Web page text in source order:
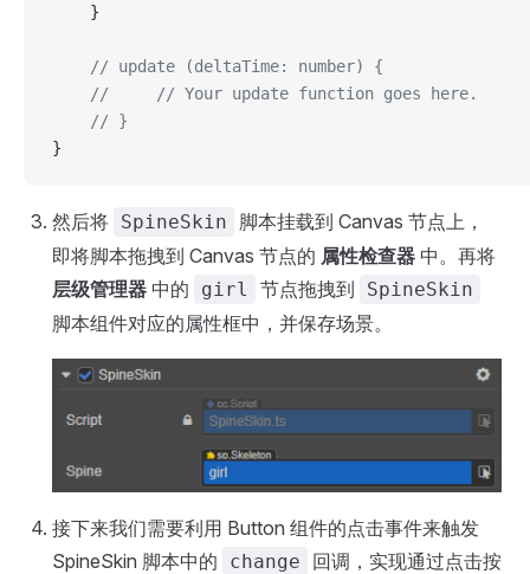
    }
    // update (deltaTime: number) {
    //     // Your update function goes here.
    // }
}
然后将 SpineSkin
脚本挂载到 Canvas 节点上，
即将脚本拖拽到 Canvas 节点的 属性检查器 中。再将
层级管理器 中的 girl 节点拖拽到 SpineSkin
脚本组件对应的属性框中，并保存场景。
接下来我们需要利用 Button 组件的点击事件来触发
SpineSkin 脚本中的
change
回调，实现通过点击按